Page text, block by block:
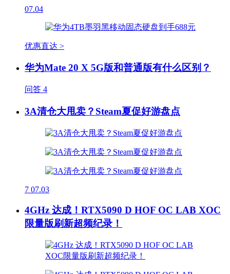
07.04
优惠直达 >
华为Mate 20 X 5G版和普通版有什么区别？
问答 4
3A清仓大甩卖？Steam夏促好游盘点
7 07.03
4GHz 达成！RTX5090 D HOF OC LAB XOC
限量版刷新超频纪录！